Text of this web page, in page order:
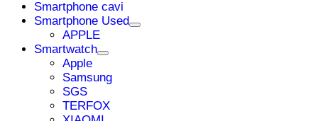
Smartphone cavi
Smartphone Used
APPLE
Smartwatch
Apple
Samsung
SGS
TERFOX